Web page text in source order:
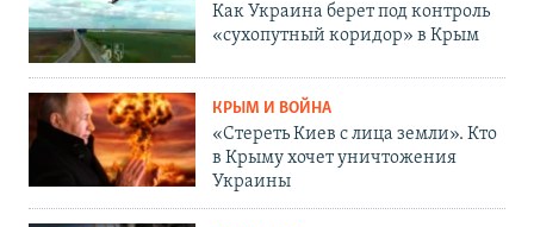
Как Украина берет под контроль
«сухопутный коридор» в Крым
КРЫМ И ВОЙНА
«Стереть Киев с лица земли». Кто
в Крыму хочет уничтожения
Украины